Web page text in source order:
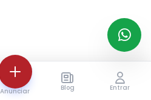
Anunciar Blog Entrar